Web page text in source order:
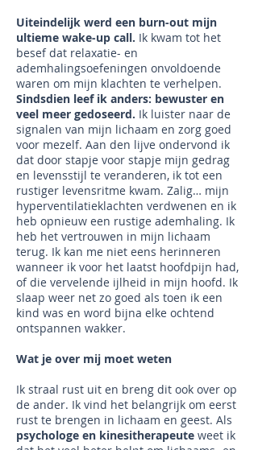
Uiteindelijk werd een burn-out mijn
ultieme wake-up call. Ik kwam tot het
besef dat relaxatie- en
ademhalingsoefeningen onvoldoende
waren om mijn klachten te verhelpen.
Sindsdien leef ik anders: bewuster en
veel meer gedoseerd. Ik luister naar de
signalen van mijn lichaam en zorg goed
voor mezelf. Aan den lijve ondervond ik
dat door stapje voor stapje mijn gedrag
en levensstijl te veranderen, ik tot een
rustiger levensritme kwam. Zalig… mijn
hyperventilatieklachten verdwenen en ik
heb opnieuw een rustige ademhaling. Ik
heb het vertrouwen in mijn lichaam
terug. Ik kan me niet eens herinneren
wanneer ik voor het laatst hoofdpijn had,
of die vervelende ijlheid in mijn hoofd. Ik
slaap weer net zo goed als toen ik een
kind was en word bijna elke ochtend
ontspannen wakker.
Wat je over mij moet weten
Ik straal rust uit en breng dit ook over op
de ander. Ik vind het belangrijk om eerst
rust te brengen in lichaam en geest. Als
psychologe en kinesitherapeute weet ik